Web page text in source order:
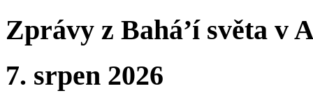
Zprávy z Bahá’í světa v
7. srpen 2026